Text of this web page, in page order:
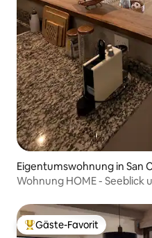
Eigentumswohnung in San
e
Wohnung HOME - Seeblick
Beliebter Gäste-Favorit.
Gäste-Favorit